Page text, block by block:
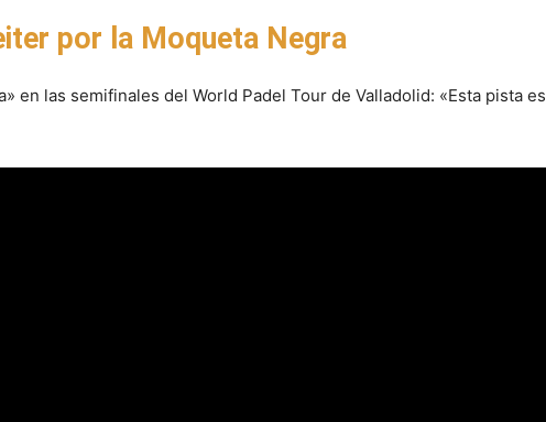
por la Moqueta Negra
en las semifinales del World Padel Tour de Valladolid: «Esta pista es